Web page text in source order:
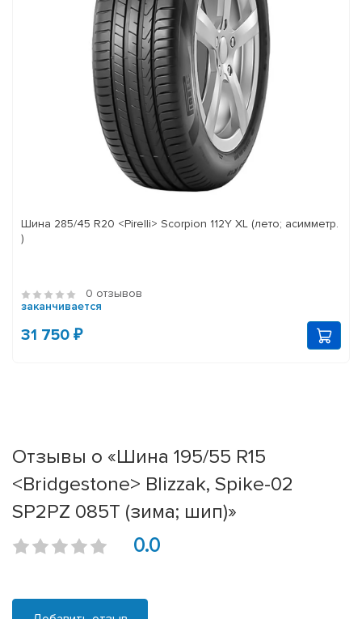
Шина 285/45 R20 <Pirelli> Scorpion 112Y XL (лето; асимметр.
)
0 отзывов
заканчивается
31 750 ₽
Отзывы о «Шина 195/55 R15
<Bridgestone> Blizzak, Spike-02
SP2PZ 085T (зима; шип)»
0.0